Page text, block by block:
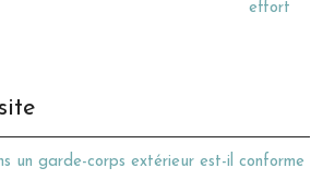
effort
un garde-corps extérieur est-il conforme